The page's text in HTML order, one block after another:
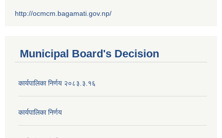
http://ocmcm.bagamati.gov.np/
Municipal Board's Decision
कार्यपालिका निर्णय २०८३.३.१६
कार्यपालिका निर्णय